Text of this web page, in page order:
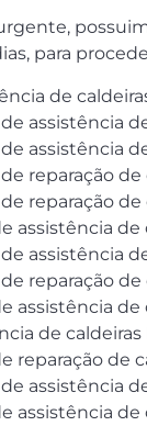
para
de
assistência
assistência
reparação
reparação de
assistência
assistência
reparação de
assistência de
de
reparação de
assistência
assistência de